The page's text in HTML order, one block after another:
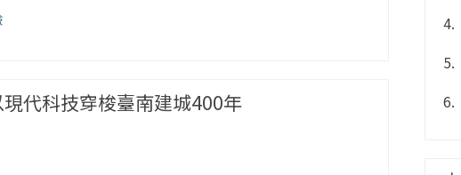
代科技穿梭臺南建城400年